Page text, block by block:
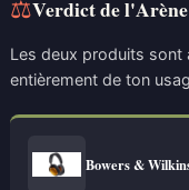
⚖Verdict de l'Arène
Les deux produits
entièrement de ton
Bowers &